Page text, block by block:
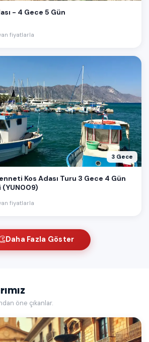
- 4 Gece 5 Gün
fiyatlarla
3 Gece
Kos Adası Turu 3 Gece 4 Gün
(YUN009)
fiyatlarla
Daha Fazla Göster
öne çıkanlar.